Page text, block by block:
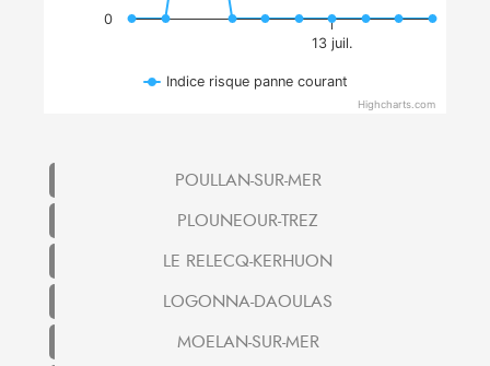
13 juil.
0
Indice risque panne courant
Highcharts.com
POULLAN-SUR-MER
PLOUNEOUR-TREZ
LE RELECQ-KERHUON
LOGONNA-DAOULAS
MOELAN-SUR-MER